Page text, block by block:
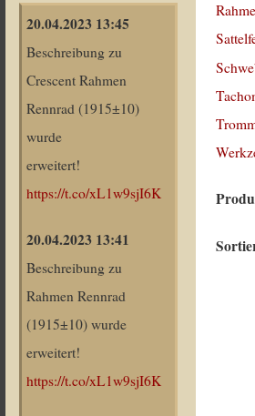
20.04.2023 13:45
Beschreibung zu
Crescent Rahmen
Rennrad (1915±10)
wurde
erweitert!
https://t.co/xL1w9sjI6K
20.04.2023 13:41
Beschreibung zu
Rahmen Rennrad
(1915±10) wurde
erweitert!
https://t.co/xL1w9sjI6K